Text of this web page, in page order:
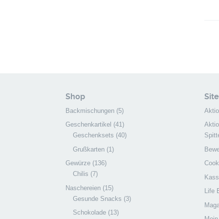
Shop
Backmischungen (5)
Geschenkartikel (41)
Geschenksets (40)
Grußkarten (1)
Gewürze (136)
Chilis (7)
Naschereien (15)
Gesunde Snacks (3)
Schokolade (13)
Life